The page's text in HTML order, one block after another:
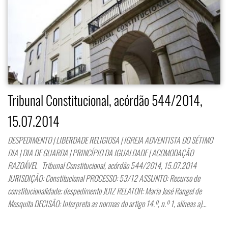
Tribunal Constitucional, acórdão 544/2014,
15.07.2014
DESPEDIMENTO | LIBERDADE RELIGIOSA | IGREJA ADVENTISTA DO SÉTIMO
DIA | DIA DE GUARDA | PRINCÍPIO DA IGUALDADE | ACOMODAÇÃO
RAZOÁVEL Tribunal Constitucional, acórdão 544/2014, 15.07.2014
JURISDIÇÃO: Constitucional PROCESSO: 53/12 ASSUNTO: Recurso de
constitucionalidade; despedimento JUIZ RELATOR: Maria José Rangel de
Mesquita DECISÃO: Interpreta as normas do artigo 14.º, n.º 1, alíneas a)…